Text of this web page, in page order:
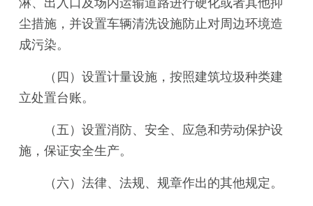
淋、出入口及场内运输道路进行硬化或者其他抑
尘措施，并设置车辆清洗设施防止对周边环境造
成污染。
（四）设置计量设施，按照建筑垃圾种类建
立处置台账。
（五）设置消防、安全、应急和劳动保护设
施，保证安全生产。
（六）法律、法规、规章作出的其他规定。